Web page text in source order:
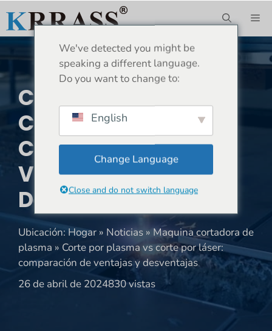
contenido
Corte Por Plasma Vs
Corte Por Láser:
Comparación De
Ventajas Y
Desventajas
Ubicación:Hogar » Noticias » Maquina cortadora de
plasma » Corte por plasma vs corte por láser:
comparación de ventajas y desventajas
26 de abril de 2024830 vistas
We've detected you might be
speaking a different language.
Do you want to change to:
English
Change Language
Close and do not switch language